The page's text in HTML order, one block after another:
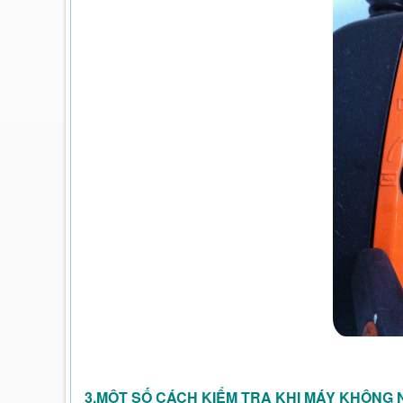
3.MỘT SỐ CÁCH KIỂM TRA KHI MÁY KHÔNG